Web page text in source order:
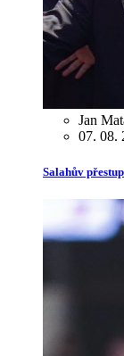
Jan
07. 08.
Salahův